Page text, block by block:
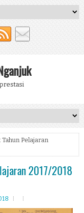
Pelajaran
2017/2018